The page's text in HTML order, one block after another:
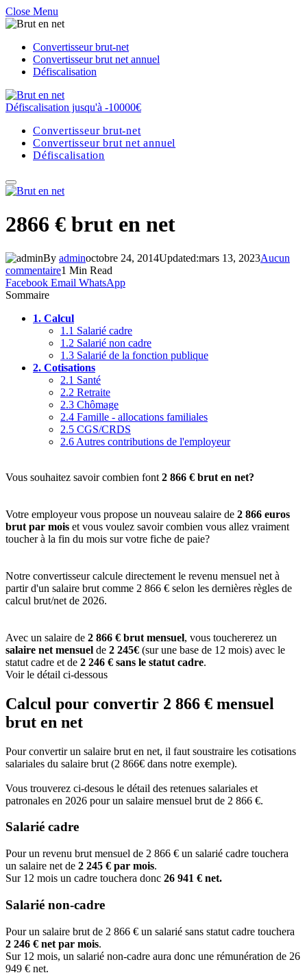
Close Menu
Convertisseur brut-net
Convertisseur brut net annuel
Défiscalisation
Défiscalisation jusqu'à -10000€
Convertisseur brut-net
Convertisseur brut net annuel
Défiscalisation
2866 € brut en net
By adminoctobre 24, 2014Updated:mars 13, 2023Aucun
commentaire1 Min Read
Facebook Email WhatsApp
Sommaire
1. Calcul
1.1 Salarié cadre
1.2 Salarié non cadre
1.3 Salarié de la fonction publique
2. Cotisations
2.1 Santé
2.2 Retraite
2.3 Chômage
2.4 Famille - allocations familiales
2.5 CGS/CRDS
2.6 Autres contributions de l'employeur
Vous souhaitez savoir combien font 2 866 € brut en net?
Votre employeur vous propose un nouveau salaire de 2 866 euros
brut par mois et vous voulez savoir combien vous allez vraiment
toucher à la fin du mois sur votre fiche de paie?
Notre convertisseur calcule directement le revenu mensuel net à
partir d'un salaire brut comme 2 866 € selon les dernières règles de
calcul brut/net de 2026.
Avec un salaire de 2 866 € brut mensuel, vous touchererez un
salaire net mensuel de 2 245€ (sur une base de 12 mois) avec le
statut cadre et de 2 246 € sans le statut cadre.
Voir le détail ci-dessous
Calcul pour convertir 2 866 € mensuel
brut en net
Pour convertir un salaire brut en net, il faut soustraire les cotisations
salariales du salaire brut (2 866€ dans notre exemple).
Vous trouverez ci-desous le détail des retenues salariales et
patronales en 2026 pour un salaire mensuel brut de 2 866 €.
Salarié cadre
Pour un revenu brut mensuel de 2 866 € un salarié cadre touchera
un salaire net de 2 245 € par mois.
Sur 12 mois un cadre touchera donc 26 941 € net.
Salarié non-cadre
Pour un salaire brut de 2 866 € un salarié sans statut cadre touchera
2 246 € net par mois.
Sur 12 mois, un salarié non-cadre aura donc une rémunération de 26
949 € net.